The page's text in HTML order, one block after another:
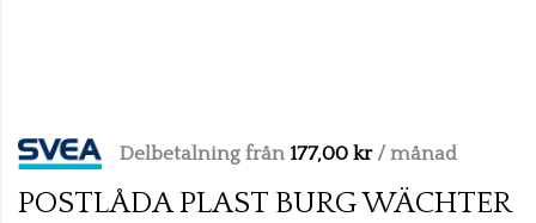
to
the
beginning
Delbetalning från 177,00 kr/ månad
POSTLÅDA PLAST BURG WÄCHTER